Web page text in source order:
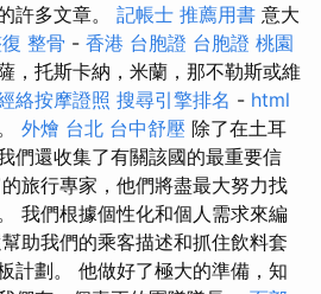
許多文章。 記帳士 推薦用書 意大
整骨 - 香港 台胞證 台胞證 桃園
，托斯卡納，米蘭，那不勒斯或維
絡按摩證照 搜尋引擎排名 - html
外燴 台北 台中舒壓 除了在土耳
們還收集了有關該國的最重要信
旅行專家，他們將盡最大努力找
我們根據個性化和個人需求來編
助我們的乘客描述和抓住飲料套
計劃。 他做好了極大的準備，知